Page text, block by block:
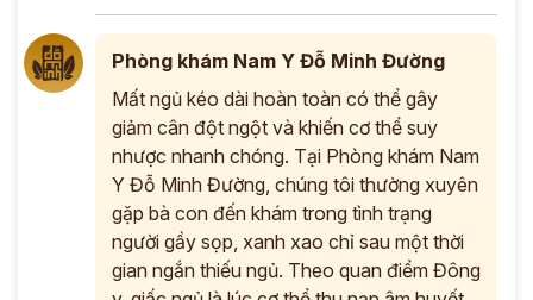
Phòng khám Nam Y Đỗ Minh Đường
Mất ngủ kéo dài hoàn toàn có thể gây
giảm cân đột ngột và khiến cơ thể suy
nhược nhanh chóng. Tại Phòng khám Nam
Y Đỗ Minh Đường, chúng tôi thường xuyên
gặp bà con đến khám trong tình trạng
người gầy sọp, xanh xao chỉ sau một thời
gian ngắn thiếu ngủ. Theo quan điểm Đông